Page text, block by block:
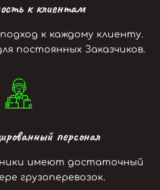
к клиентам
к каждому клиенту.
постоянных Заказчиков.
персонал
имеют достаточный
грузоперевозок.